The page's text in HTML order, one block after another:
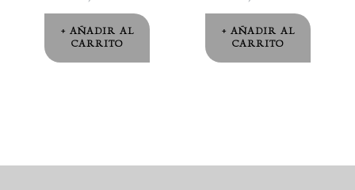
AÑADIR AL
CARRITO
AÑADIR AL
CARRITO